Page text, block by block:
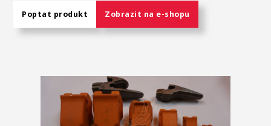
Poptat produkt Zobrazit na e-shopu